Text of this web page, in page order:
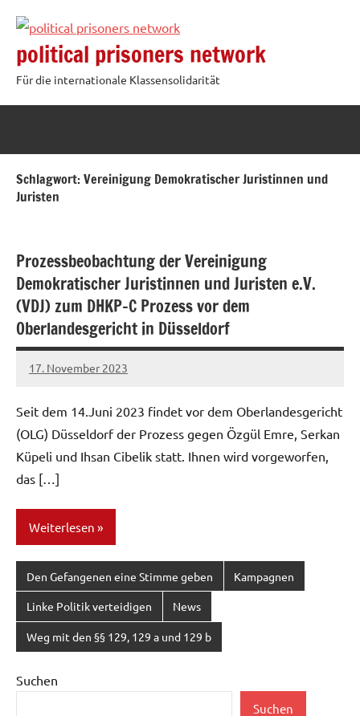
Inhalt
springen
political prisoners network
Für die internationale Klassensolidarität
Schlagwort:Vereinigung Demokratischer Juristinnen und
Juristen
Prozessbeobachtung der Vereinigung
Demokratischer Juristinnen und Juristen e.V.
(VDJ) zum DHKP-C Prozess vor dem
Oberlandesgericht in Düsseldorf
17. November 2023
network
Seit dem 14.Juni 2023 findet vor dem Oberlandesgericht
(OLG) Düsseldorf der Prozess gegen Özgül Emre, Serkan
Küpeli und Ihsan Cibelik statt. Ihnen wird vorgeworfen,
das […]
Weiterlesen
Den Gefangenen eine Stimme geben Kampagnen
Linke Politik verteidigen News
Weg mit den §§ 129, 129 a und 129 b
Suchen
Suchen